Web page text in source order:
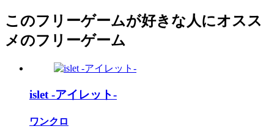
このフリーゲームが好きな人にオスス
メのフリーゲーム
islet -アイレット-
ワンクロ